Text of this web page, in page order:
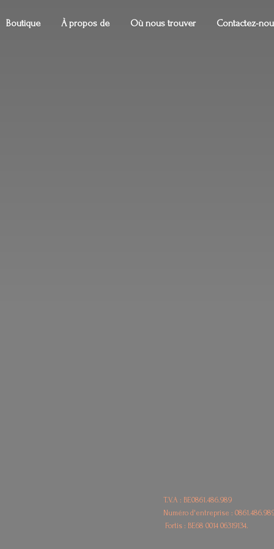
Boutique À propos de Où nous trouver Contactez-
T.V.A : BE0861.486.989
Numéro d'entreprise :
Fortis : BE68 0014 06319134.